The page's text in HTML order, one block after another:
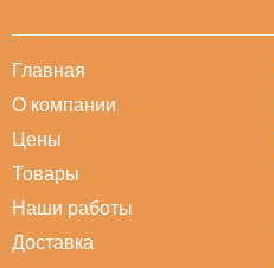
Главная
О компании
Цены
Товары
Наши работы
Доставка